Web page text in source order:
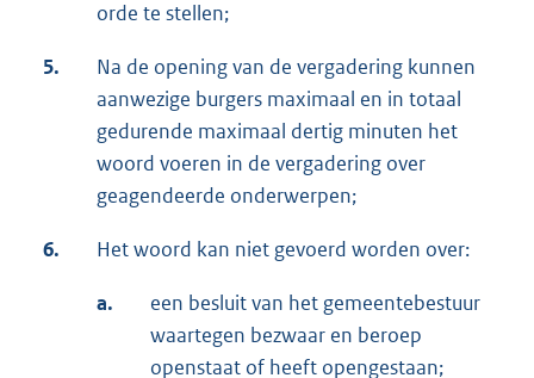
orde te stellen;
5.
Na de opening van de vergadering kunnen
aanwezige burgers maximaal en in totaal
gedurende maximaal dertig minuten het
woord voeren in de vergadering over
geagendeerde onderwerpen;
6. Het woord kan niet gevoerd worden over:
a.
een besluit van het gemeentebestuur
waartegen bezwaar en beroep
openstaat of heeft opengestaan;